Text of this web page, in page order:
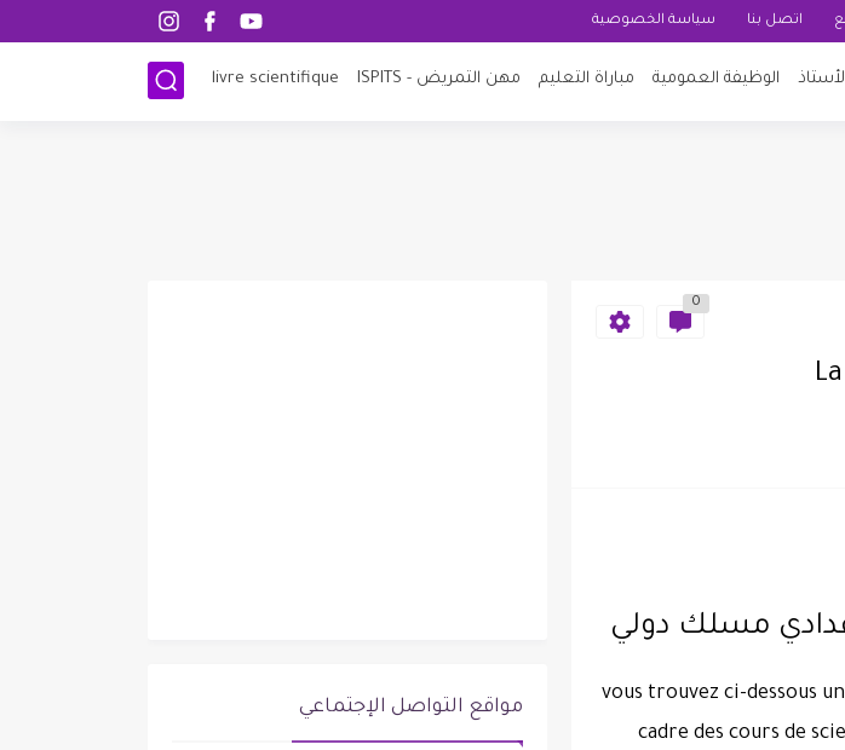
اتصل بنا سياسة الخصوصية
الوظيفة العمومية مباراة التعليم مهن التمريض - ISPITS livre scientifique
0
مسلك دولي
vous trouvez ci-dessous
cadre des cours de
مواقع التواصل الإجتماعي